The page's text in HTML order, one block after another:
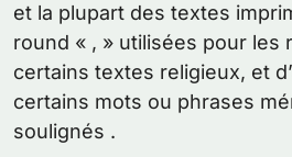
et la plupart des textes
round « , » utilisées pour les
certains textes religieux, et
certains mots ou phrases
soulignés .